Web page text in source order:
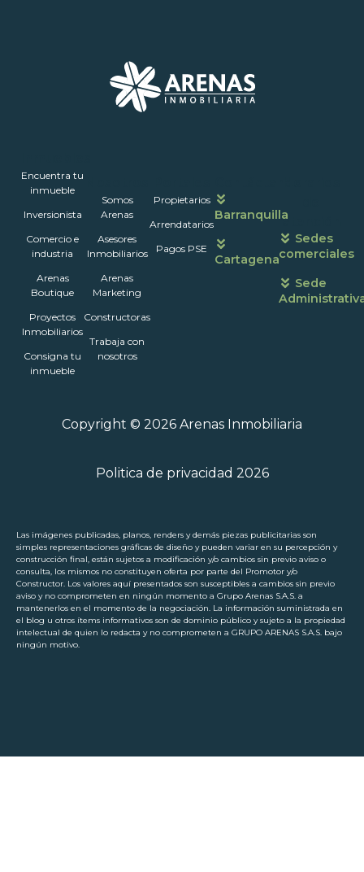
Encuentra tu
inmueble
Inversionista
Comercio e
industria
Arenas
Boutique
Proyectos
Inmobiliarios
Consigna tu
inmueble
Somos
Arenas
Asesores
Inmobiliarios
Arenas
Marketing
Constructoras
Trabaja con
nosotros
Propietarios
Arrendatarios
Pagos PSE
Barranquilla
Cartagena
atención
Sedes
comerciales
Sede
Copyright © 2026 Arenas Inmobiliaria
Politica de privacidad 2026
Las imágenes publicadas, planos, renders y demás piezas publicitarias son
simples representaciones gráficas de diseño y pueden variar en su percepción y
construcción final, están sujetos a modificación y/o cambios sin previo aviso o
consulta, los mismos no constituyen oferta por parte del Promotor y/o
Constructor. Los valores aquí presentados son susceptibles a cambios sin previo
aviso y no comprometen en ningún momento a Grupo Arenas S.A.S. a
mantenerlos en el momento de la negociación. La información suministrada en
el blog u otros ítems informativos son de dominio público y sujeto a la propiedad
intelectual de quien lo redacta y no comprometen a GRUPO ARENAS S.A.S. bajo
ningún motivo.